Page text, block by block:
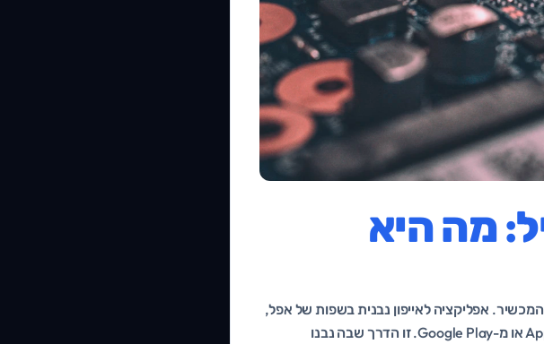
מה היא
אפליקציה לאייפון נבנית בשפות של אפל,
אפליקציה לאנדרואיד בשפות של גוגל, והמשתמש מוריד אותה מ-App Store או מ-Google Play. זו הדרך שבה נבנו